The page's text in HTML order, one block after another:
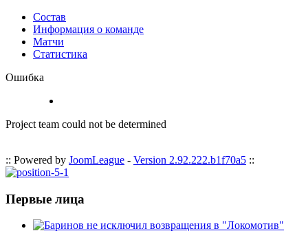
Состав
Информация о команде
Матчи
Статистика
Ошибка
Project team could not be determined
:: Powered by JoomLeague - Version 2.92.222.b1f70a5 ::
Первые лица